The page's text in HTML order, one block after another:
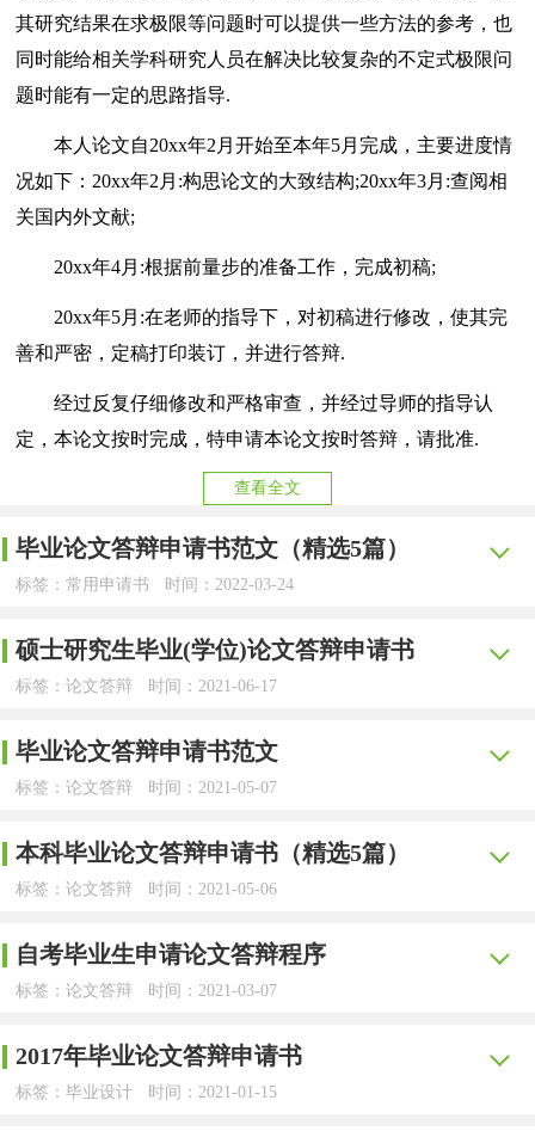
其研究结果在求极限等问题时可以提供一些方法的参考，也
同时能给相关学科研究人员在解决比较复杂的不定式极限问
题时能有一定的思路指导.
本人论文自20xx年2月开始至本年5月完成，主要进度情
况如下：20xx年2月:构思论文的大致结构;20xx年3月:查阅相
关国内外文献;
20xx年4月:根据前量步的准备工作，完成初稿;
20xx年5月:在老师的指导下，对初稿进行修改，使其完
善和严密，定稿打印装订，并进行答辩.
经过反复仔细修改和严格审查，并经过导师的指导认
定，本论文按时完成，特申请本论文按时答辩，请批准.
查看全文
毕业论文答辩申请书范文（精选5篇）
标签：常用申请书 时间：2022-03-24
毕业论文答辩是一种有组织、有准备、有计划、有鉴定
的比较正规的审查论文的重要形式。下面是小编精心整理的
毕业论文答辩申请书范文，欢迎大家分享。
毕业论文答辩申请书 篇1
尊敬的毕业设计（论文）审核小组的领导和老师：
你们好。
在微积分学中，泰勒公式占有重要的地位，并以各种形
式出现而贯穿全部内容，因此掌握好泰勒公式是学习微积分
用。它是通过几个典型的例题，说明几个类型的问题，也即
是从特殊到一般的推理过程。我们又称之为研究式学习（归
硕士研究生毕业(学位)论文答辩申请书
标签：论文答辩 时间：2021-06-17
论文答辩是学校考核学生实际处理课题能力的一个重要
环节，下面是小编搜集整理的硕士研究生毕业(学位)论文答
辩申请书，供阅读参考。
申请答辩理由：
本文在比较广泛地搜索、整理并系统地归纳总结出英语
在此基础上结合相关语言学理论展开严谨的科学分析和
理论探索；
毕业论文答辩申请书范文
标签：论文答辩 时间：2021-05-07
在人们越来越重视发展的今天，申请书与我们不再陌
生，请注意不同的对象有不同的申请书。那么申请书应该怎
么写才合适呢？以下是小编为大家收集的毕业论文答辩申请
尊敬的毕业设计（论文）审核小组的领导和老师：
本科毕业论文答辩申请书（精选5篇）
标签：论文答辩 时间：2021-05-06
论文答辩的主要目的就是检查学生对所写论文题目的掌
握程度和理解程度，下面是小编搜集整理的本科毕业论文答
辩申请书（精选5篇），欢迎阅读参考。
本科毕业论文答辩申请书 篇1
自考毕业生申请论文答辩程序
标签：论文答辩 时间：2021-03-07
本文主要介绍广西医科大学自考程序，可供参考，具体请
以学校下发的文件为准。
2017年毕业论文答辩申请书
标签：毕业设计 时间：2021-01-15